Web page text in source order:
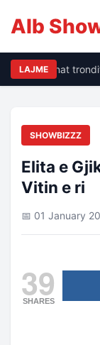
Alb
LAJME
të dhënat
SHOWBIZZZ
Elita e
Vitin e ri
📅 01 January
39
SHARES